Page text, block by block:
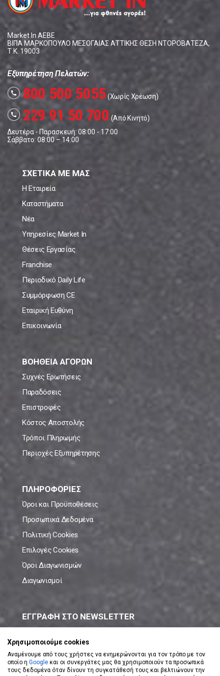
Market In ΑΕΒΕ
ΒΙΠΑ ΜΑΡΚΟΠΟΥΛΟ ΜΕΣΟΓΑΙΑΣ ΑΤΤΙΚΗΣ ΘΕΣΗ ΝΤΟΡΟΒΑΤΕΖΑ,
Τ.Κ. 19003
Εξυπηρέτηση Πελατών:
call 800 500 5055(Χωρίς Χρέωση)
call 229 91 50 700 (Από Κινητό)
Δευτέρα - Παρασκευή: 08:00 - 17:00
Σάββατο: 08:00 – 14:00
ΣΧΕΤΙΚΑ ΜΕ ΜΑΣ
Η Εταιρεία
Καταστήματα
Νέα
Υπηρεσίες Market In
Θέσεις Εργασίας
Franchise
Περιοδικό Daily Life
Συμμόρφωση CE
Εταιρική Ευθύνη
Επικοινωνία
ΒΟΗΘΕΙΑ ΑΓΟΡΩΝ
Συχνές Ερωτήσεις
Παραδόσεις
Επιστροφές
Κόστος Αποστολής
Τρόποι Πληρωμής
Περιοχές Εξυπηρέτησης
ΠΛΗΡΟΦΟΡΙΕΣ
Όροι και Προϋποθέσεις
Προσωπικά Δεδομένα
Πολιτική Cookies
Επιλογές Cookies
Όροι Διαγωνισμών
Διαγωνισμοί
ΕΓΓΡΑΦΗ ΣΤΟ NEWSLETTER
Χρησιμοποιούμε cookies
Αναμένουμε από τους χρήστες να ενημερώνονται για τον τρόπο με τον
οποίο η Google και οι συνεργάτες μας θα χρησιμοποιούν τα προσωπικά
τους δεδομένα όταν δίνουν τη συγκατάθεσή τους και βελτιώνουν την